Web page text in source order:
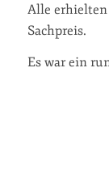
Alle
Sachpreis.
Es war ein